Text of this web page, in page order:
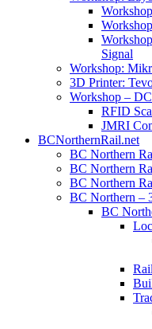
Signal
Workshop:
3D Printer:
Workshop –
RFID
JMRI
BCNorthernRail.net
BC Northern
BC Northern
BC Northern
BC Northern –
BC